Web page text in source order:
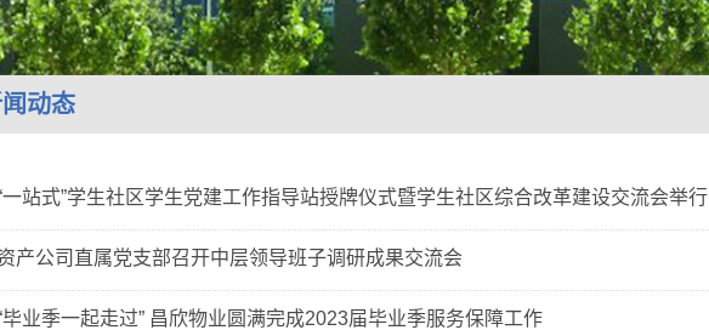
动态
一站式”学生社区学生党建工作指导站授牌仪式暨学生社区综合改革建设交流会举行
产公司直属党支部召开中层领导班子调研成果交流会
毕业季一起走过” 昌欣物业圆满完成2023届毕业季服务保障工作